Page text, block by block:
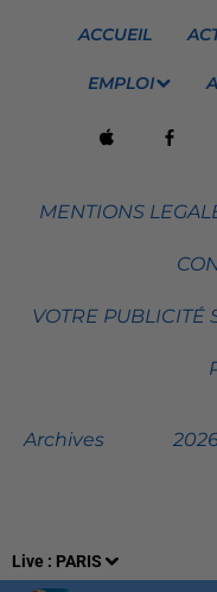
Live : PARIS
ACCUEIL
EMPLOI
MENTIONS
VOTRE PUBLICITÉ
Archives